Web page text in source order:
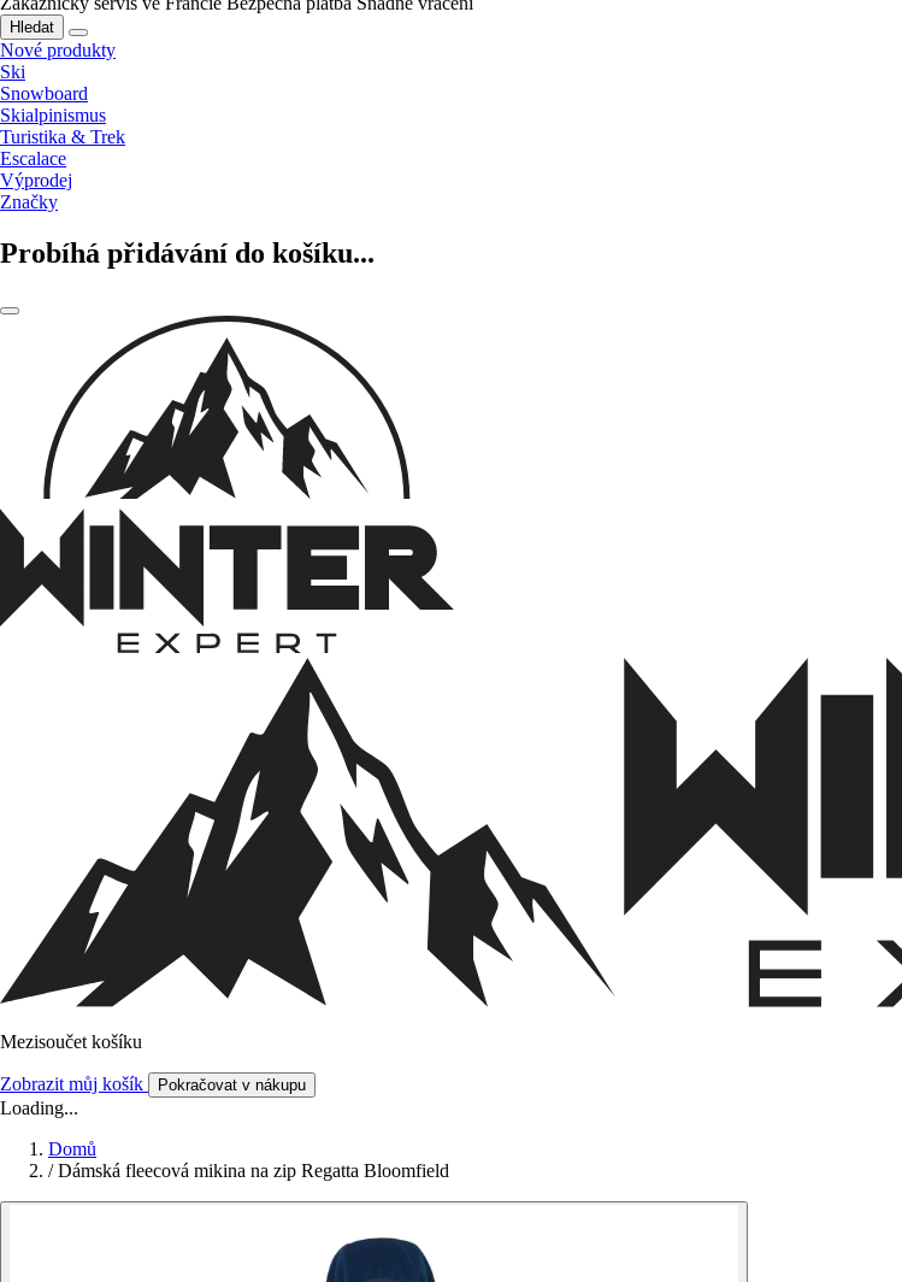
Hledat
Nové produkty
Ski
Snowboard
Skialpinismus
Turistika & Trek
Escalace
Výprodej
Značky
Probíhá přidávání do košíku...
Mezisoučet košíku
Zobrazit můj košík Pokračovat v nákupu
Loading...
Domů
/ Dámská fleecová mikina na zip Regatta Bloomfield